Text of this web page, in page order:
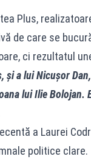
Plus,
de care se
ci rezultatul
a lui Nicușor
lui Ilie Bolojan.
a Laurei
politice clare.